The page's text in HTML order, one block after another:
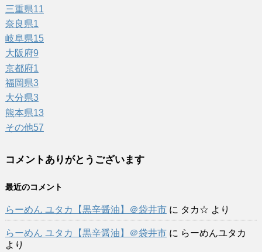
三重県11
奈良県1
岐阜県15
大阪府9
京都府1
福岡県3
大分県3
熊本県13
その他57
コメントありがとうございます
最近のコメント
らーめん ユタカ【黒辛醤油】＠袋井市に タカ☆ より
らーめん ユタカ【黒辛醤油】＠袋井市に らーめんユタカ
より